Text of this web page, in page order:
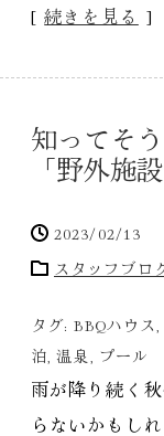
[続きを見る ]
知ってそ
「野外施
2023/02/13
スタッフブロ
タグ:BBQハウス
泊 ,温泉 プール
雨が降り続く
らないかもし